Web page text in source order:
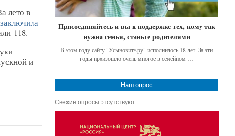
лето в
заключила
118.
и
Присоединяйтесь и вы к поддержке тех, кому так
нужна семья, станьте родителями
В этом году сайту "Усыновите.ру" исполнилось 18 лет. За эти
годы произошло очень многое в семейном …
Наш опрос
Свежие опросы отсутствуют...